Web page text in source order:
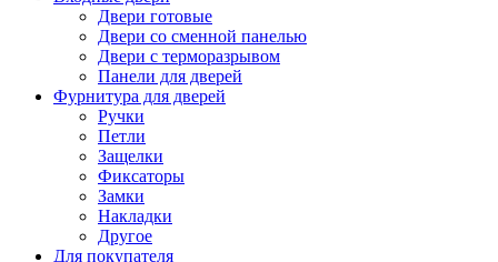
Двери готовые
Двери со сменной панелью
Двери с терморазрывом
Панели для дверей
Фурнитура для дверей
Ручки
Петли
Защелки
Фиксаторы
Замки
Накладки
Другое
Для покупателя